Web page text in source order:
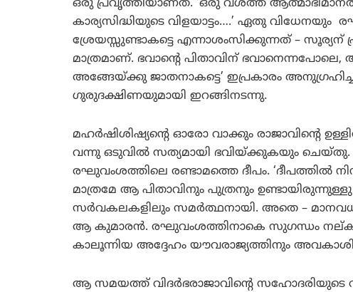
ഒരു പ്രവൃത്തിയാണത്. ‘ഒരു വശത്ത്
കാര്യസിദ്ധിയുടെ വിളയാട്ടം….’ ഏതു വിധേനയും
ശ്രേയസ്സുണ്ടാകട്ടെ എന്നാശംസിക്കുന്നത് –
മാത്രമാണ്. ഭവാന്റെ പിതാവിന്
അങ്ങേയ്ക്കു ജാതനാകട്ടെ’ ഇപ്രകാരം
ഗുരുദക്ഷിണയുമായി ഇറങ്ങിനടന്നു.
മഹര്‍ഷിശിഷ്യന്റെ ഓരോ വാക്കും രാജാവിന്റെ
വന്നു ഒടുവില്‍ സത്യമായി ഭവിയ്ക്കുകയും
രഘുവംശത്തിലെ രണ്ടാമത്തെ ദീപം. ‘ദീപത്തില്‍
മാത്രമേ ആ പിതാവിനും പുത്രനും
സര്‍വകലകളിലും സമര്‍ത്ഥനായി. അതെ –
ആ കുമാരന്‍. രഘുവംശത്തിനാകെ സുഗന്ധം
കാലൂന്നിയ അദ്ദേഹം യൗവരാജ്യത്തിനും
ആ സമയത്ത് വിദര്‍ഭരാജാവിന്റെ സഹോദരിയുടെ